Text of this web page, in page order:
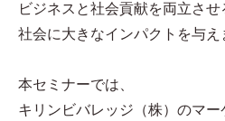
ビジネスと社会貢献を両立させ
社会に大きなインパクトを与え
本セミナーでは、
キリンビバレッジ（株）のマ